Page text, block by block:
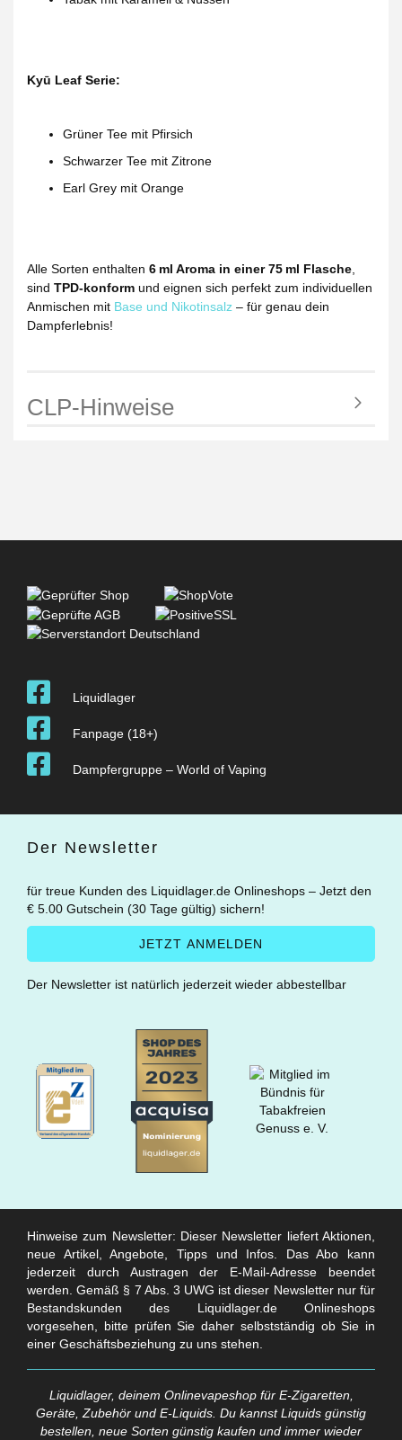
Kyū Leaf Serie:
Grüner Tee mit Pfirsich
Schwarzer Tee mit Zitrone
Earl Grey mit Orange
Alle Sorten enthalten 6 ml Aroma in einer 75 ml Flasche
sind TPD-konform und eignen sich perfekt zum individuellen
Anmischen mit Base und Nikotinsalz – für genau dein
Dampferlebnis!
CLP-Hinweise
Liquidlager
Fanpage (18+)
Dampfergruppe – World of Vaping
Der Newsletter
für treue Kunden des Liquidlager.de Onlineshops – Jetzt den
€ 5.00 Gutschein (30 Tage gültig) sichern!
Der Newsletter ist natürlich jederzeit wieder abbestellbar
Hinweise zum Newsletter: Dieser Newsletter liefert Aktionen,
neue Artikel, Angebote, Tipps und Infos. Das Abo kann
jederzeit durch Austragen der E-Mail-Adresse beendet
werden. Gemäß § 7 Abs. 3 UWG ist dieser Newsletter nur für
Bestandskunden des Liquidlager.de Onlineshops
vorgesehen, bitte prüfen Sie daher selbstständig ob Sie in
einer Geschäftsbeziehung zu uns stehen.
Liquidlager, deinem Onlinevapeshop für E-Zigaretten,
Geräte, Zubehör und E-Liquids. Du kannst Liquids günstig
bestellen, neue Sorten günstig kaufen und immer wieder